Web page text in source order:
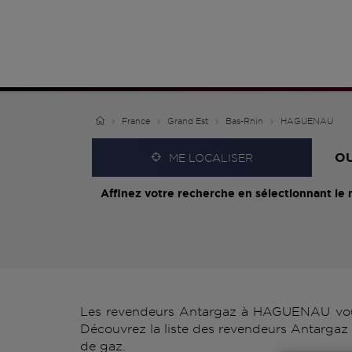
France Grand Est Bas-Rhin HAGUENAU
ME LOCALISER
Affinez votre recherche en sélectionnant le
Les revendeurs Antargaz à HAGUENAU
Découvrez la liste des revendeurs
de gaz.